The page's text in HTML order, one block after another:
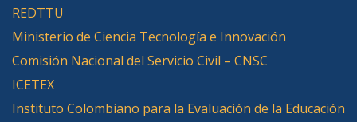
REDTTU
Ministerio de Ciencia Tecnología e Innovación
Comisión Nacional del Servicio Civil – CNSC
ICETEX
Instituto Colombiano para la Evaluación de la Educación